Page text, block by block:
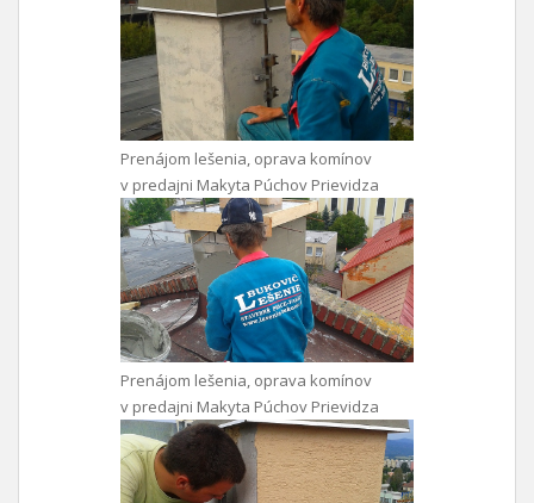
Prenájom lešenia, oprava komínov
v predajni Makyta Púchov Prievidza
Prenájom lešenia, oprava komínov
v predajni Makyta Púchov Prievidza